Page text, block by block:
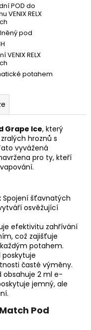
POD do
VENIX RELX
pod
VENIX RELX
potahem
Grape Ice, který
hroznů s
vyvážená
pro ty, kteří
Spojení šťavnatých
osvěžující
efektivitu zahřívání
což zajišťuje
potahem.
poskytuje
časté výměny.
obsahuje 2 ml e-
jemný, ale
Pod